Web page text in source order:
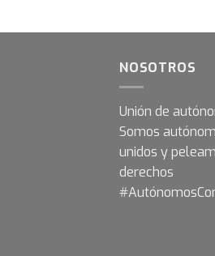
NOSOTROS
Unión de
Somos
unidos y
derechos